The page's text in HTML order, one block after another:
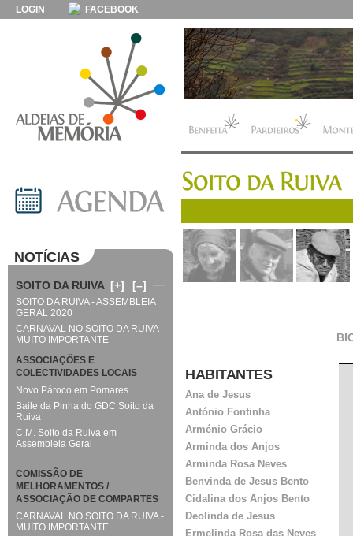
LOGIN FACEBOOK
HABITANTES
Ana de Jesus
António Fontinha
Arménio Grácio
Arminda dos Anjos
Arminda Rosa Neves
Benvinda de Jesus Bento
Cidalina dos Anjos Bento
Deolinda de Jesus
Ermelinda Rosa das Neves
NOTÍCIAS
SOITO DA RUIVA [+] [–]
SOITO DA RUIVA - ASSEMBLEIA
GERAL 2020
CARNAVAL NO SOITO DA RUIVA -
MUITO IMPORTANTE
ASSOCIAÇÕES E
COLECTIVIDADES LOCAIS
Novo Pároco em Pomares
Baile da Pinha do GDC Soito da
Ruiva
C.M. Soito da Ruiva em
Assembleia Geral
COMISSÃO DE
MELHORAMENTOS /
ASSOCIAÇÃO DE COMPARTES
CARNAVAL NO SOITO DA RUIVA -
MUITO IMPORTANTE